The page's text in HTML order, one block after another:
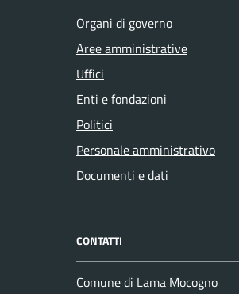
Organi di governo
Aree amministrative
Uffici
Enti e fondazioni
Politici
Personale amministrativo
Documenti e dati
CONTATTI
Comune di Lama Mocogno